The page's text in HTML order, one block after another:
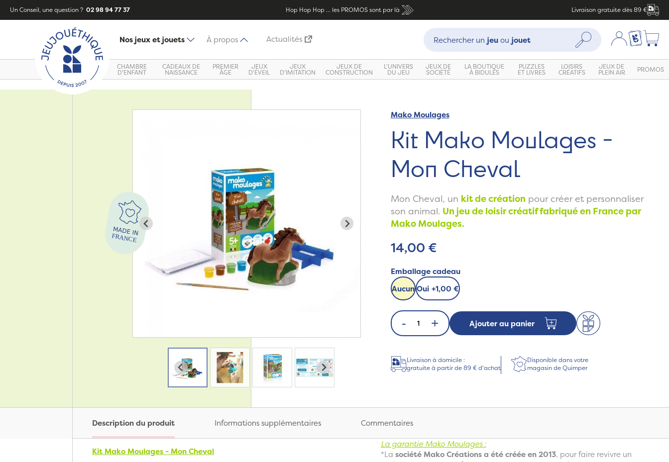
Un Conseil, une question ? 02 98 94 77 37 Hop Hop Hop ... les PROMOS sont par là Livraison gratuite dès 89 €
Nos jeux et jouets À propos Actualités
Recherche :
Rechercher un jeuou jouet Rechercher Mon compte
Ma liste
CHAMBRE
D'ENFANT
CADEAUX DE
NAISSANCE
PREMIER
ÂGE
JEUX
D'ÉVEIL
JEUX
D'IMITATION
JEUX DE
CONSTRUCTION
L'UNIVERS
DU JEU
JEUX DE
SOCIÉTÉ
LA BOUTIQUE
À BIDULES
PUZZLES
ET LIVRES
LOISIRS
CRÉATIFS
JEUX DE
PLEIN AIR PROMOS
ZoomMako Moulages
Kit Mako Moulages -
Mon Cheval
Mon Cheval, un kit de création pour créer et personnaliser
son animal. Un jeu de loisir créatif fabriqué en France par
Mako Moulages.
14,00 €
Emballage cadeau
AucunOui +1,00 €
- + Ajouter au panier
Livraison à domicile :
gratuite à partir de 89 € d'achat
Disponible dans votre
magasin de Quimper
Description du produit Informations supplémentaires Commentaires
Kit Mako Moulages - Mon Cheval
La garantie Mako Moulages :
*La société Mako Créations a été créée en 2013, pour faire revivre un